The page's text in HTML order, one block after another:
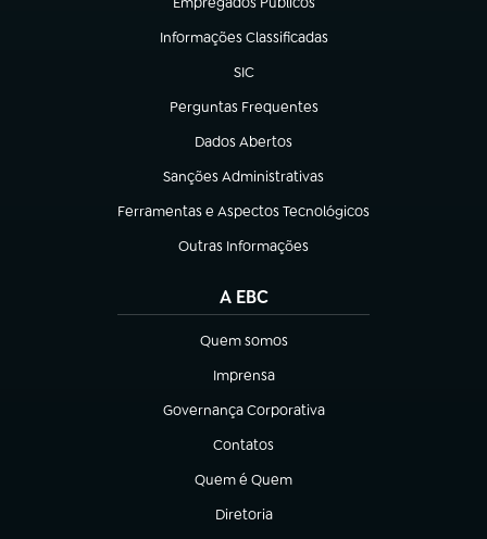
(abre em nova aba)
Informações Classificadas
(abre em nova aba)
SIC
(abre em nova aba)
Perguntas Frequentes
(abre em nova aba)
Dados Abertos
(abre em nova aba)
Sanções Administrativas
(abre em nova aba)
Ferramentas e Aspectos Tecnológicos
(abre em nova aba)
Outras Informações
(abre em nova aba)
A EBC
Quem somos
(abre em nova aba)
Imprensa
(abre em nova aba)
Governança Corporativa
(abre em nova aba)
Contatos
(abre em nova aba)
Quem é Quem
(abre em nova aba)
Diretoria
(abre em nova aba)